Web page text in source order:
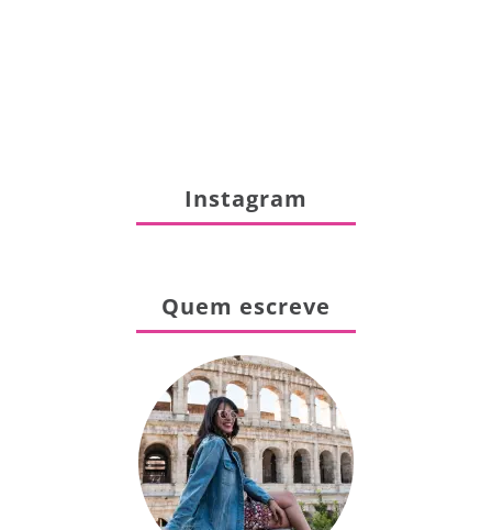
Instagram
Quem escreve